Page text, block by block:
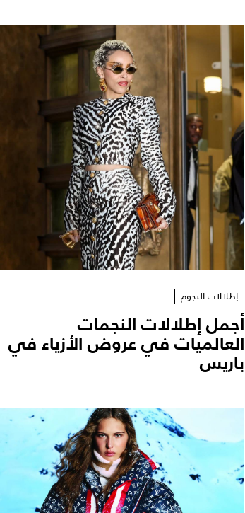
إطلالات النجوم
أجمل إطلالات النجمات
العالميات في عروض الأزياء في
باريس